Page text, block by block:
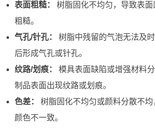
表面粗糙：
树脂固化不均匀，导致表
粗糙。
气孔/针孔：
树脂中残留的气泡无法及
后形成气孔或针孔。
纹路/划痕：
模具表面缺陷或增强材料
制品表面出现纹路或划痕。
色差：
树脂固化不均匀或颜料分散不
颜色不一致。